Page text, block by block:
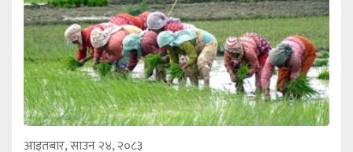
आइतबार, साउन २४, २०८३